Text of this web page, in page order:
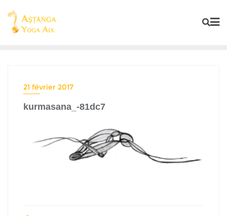
21 février 2017
kurmasana_-81dc7